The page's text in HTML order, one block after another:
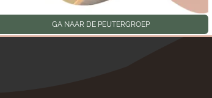
GA NAAR DE PEUTERGROEP